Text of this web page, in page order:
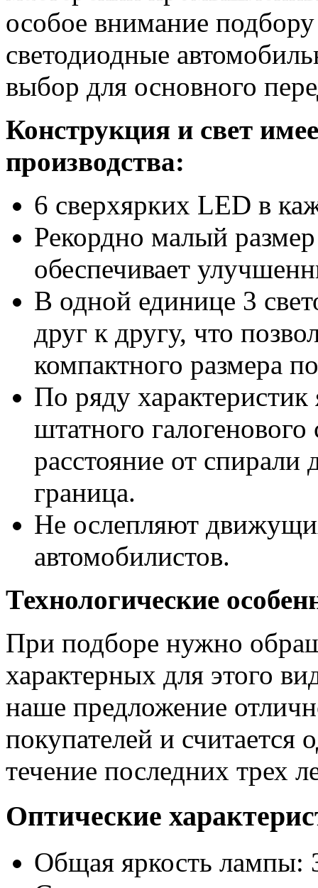
особое внимание
светодиодные
выбор для основного
Конструкция и свет
производства:
6 сверхярких LED в
Рекордно малый
обеспечивает
В одной единице 3
друг к другу, что
компактного размера
По ряду
штатного
расстояние от спирали
граница.
Не ослепляют
автомобилистов.
Технологические
При подборе нужно
характерных для этого
наше предложение
покупателей и
течение последних трех
Оптические
Общая яркость лампы: